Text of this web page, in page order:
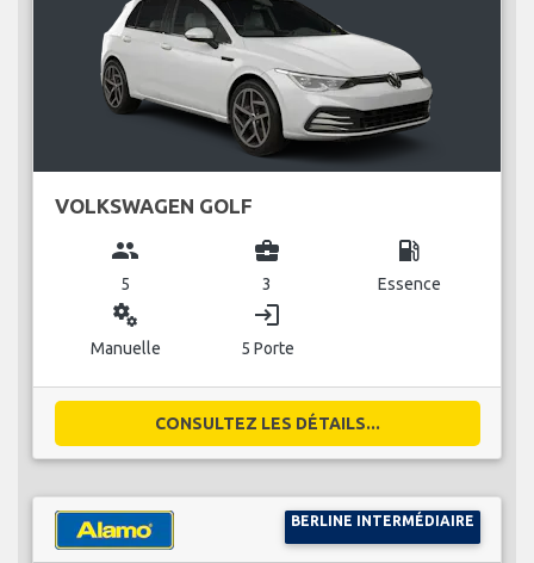
VOLKSWAGEN GOLF
group
5
business_center
3
local_gas_station
Essence
miscellaneous_services
Manuelle
login
5 Porte
CONSULTEZ LES DÉTAILS...
BERLINE INTERMÉDIAIRE